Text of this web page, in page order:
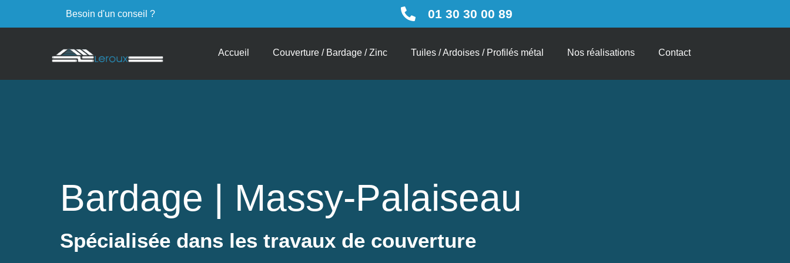
Besoin d'un conseil ? 01 30 30 00 89
Accueil Couverture / Bardage / Zinc Tuiles / Ardoises / Profilés métal Nos réalisations Contact
Bardage | Massy-Palaiseau
Spécialisée dans les travaux de couverture